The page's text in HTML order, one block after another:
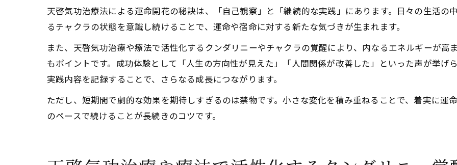
天啓気功治療法による運命開花の秘訣は、「自己観察」と「継続的な実践」にあります。日々の生活の
るチャクラの状態を意識し続けることで、運命や宿命に対する新たな気づきが生まれます。
また、天啓気功治療や療法で活性化するクンダリニーやチャクラの覚醒により、内なるエネルギーが高
もポイントです。成功体験として「人生の方向性が見えた」「人間関係が改善した」といった声が挙げ
実践内容を記録することで、さらなる成長につながります。
ただし、短期間で劇的な効果を期待しすぎるのは禁物です。小さな変化を積み重ねることで、着実に運
のペースで続けることが長続きのコツです。